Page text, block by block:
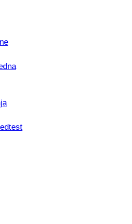
kako je nastajala
i izdržljivije preklopne